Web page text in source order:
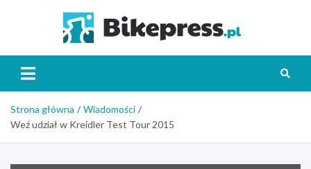
Strona główna
Wiadomości
Weź udział w Kreidler Test Tour 2015